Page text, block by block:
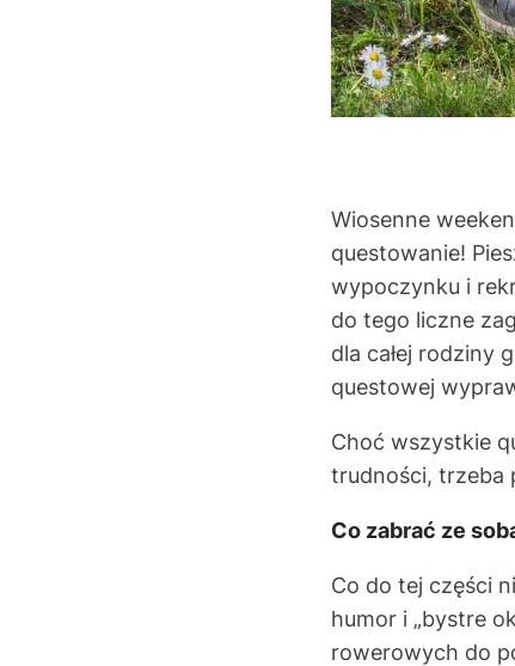
Wiosenne
questowanie!
wypoczynku i
do tego liczne
dla całej rodziny
questowej
Choć wszystkie
trudności, trzeba
Co zabrać ze
Co do tej części
humor i „bystre
rowerowych do